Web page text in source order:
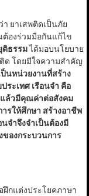
า ยาเสพติดเป็นภัย
องร่วมมือกันแก้ไข
ติธรรมได้มอบนโยบาย
ด โดยมีใจความสำคัญ
นหน่วยงานที่สร้าง
ระเทศ เรือนจำ คือ
ล้วมีคุณค่าต่อสังคม
รให้ศึกษา สร้างอาชีพ
จำจึงจำเป็นต้องมี
องกระบวนการ
กแต่งประโยคภาษา